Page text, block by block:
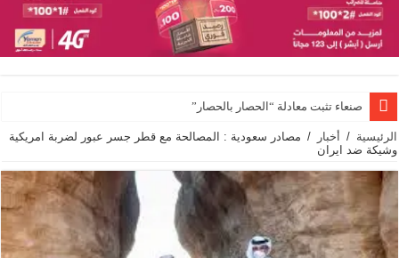
صنعاء تثبت معادلة “الحصار بالحصار”
الرئيسية / أخبار / مصادر سعودية : المصالحة مع قطر جسر عبور لضربة امريكية
وشيكة ضد ايران